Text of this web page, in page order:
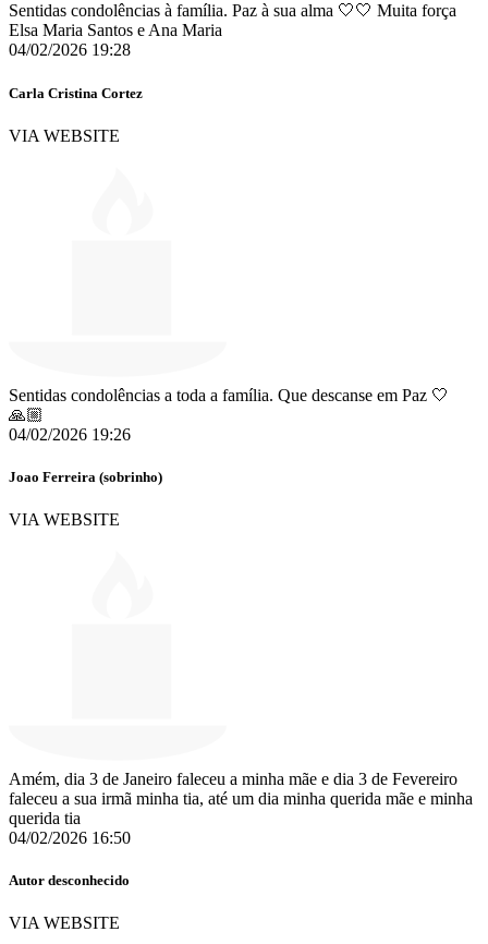
Sentidas condolências à família. Paz à sua alma 🤍🤍 Muita força
Elsa Maria Santos e Ana Maria
04/02/2026 19:28
Carla Cristina Cortez
VIA WEBSITE
Sentidas condolências a toda a família. Que descanse em Paz 🤍
🙏🏼
04/02/2026 19:26
Joao Ferreira (sobrinho)
VIA WEBSITE
Amém, dia 3 de Janeiro faleceu a minha mãe e dia 3 de Fevereiro
faleceu a sua irmã minha tia, até um dia minha querida mãe e minha
querida tia
04/02/2026 16:50
Autor desconhecido
VIA WEBSITE